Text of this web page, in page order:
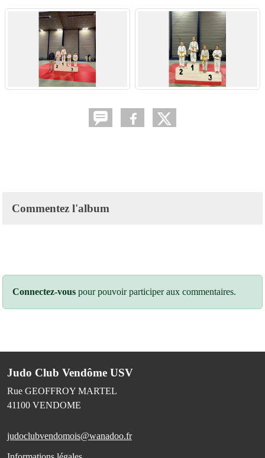
Commentez l'album
Connectez-vous pour pouvoir participer aux commentaires.
Judo Club Vendôme USV
Rue GEOFFROY MARTEL
41100 VENDOME
judoclubvendomois@wanadoo.fr